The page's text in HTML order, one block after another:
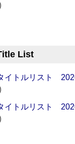
List
イトルリスト
イトルリスト